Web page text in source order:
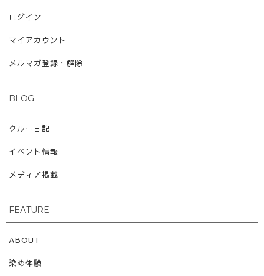
ログイン
マイアカウント
メルマガ登録・解除
BLOG
クルー日記
イベント情報
メディア掲載
FEATURE
ABOUT
染め体験